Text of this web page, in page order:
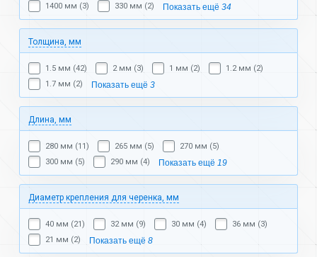
1400 мм (3)
330 мм (2) Показать ещё 34
Толщина, мм
1.5 мм (42) 2 мм (3) 1 мм (2)
1.2 мм (2)
1.7 мм (2)
Показать ещё 3
Длина, мм
280 мм (11) 265 мм (5)
270 мм (5)
300 мм (5)
290 мм (4) Показать ещё 19
Диаметр крепления для черенка, мм
40 мм (21) 32 мм (9) 30 мм (4)
36 мм (3)
21 мм (2)
Показать ещё 8